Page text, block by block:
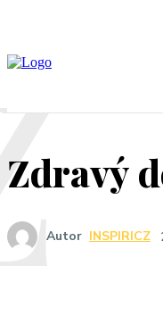
Zdravý
Autor INSPIRICZ